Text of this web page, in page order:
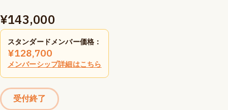
¥143,000
スタンダードメンバー価格：
¥128,700
メンバーシップ詳細はこちら
受付終了